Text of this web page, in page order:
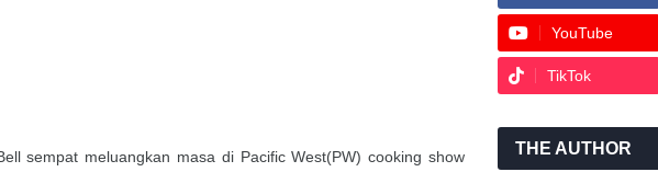
sempat meluangkan masa di Pacific West(PW) cooking show
YouTube
TikTok
THE AUTHOR